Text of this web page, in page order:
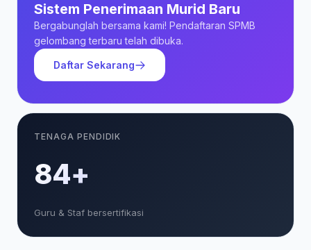
Sistem Penerimaan Murid Baru
Bergabunglah bersama kami! Pendaftaran SPMB
gelombang terbaru telah dibuka.
Daftar Sekarang
TENAGA PENDIDIK
85+
Guru & Staf bersertifikasi